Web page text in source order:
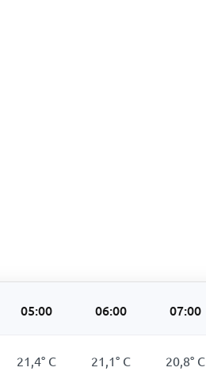
05:00 06:00 07:00
21,4° C 21,1° C 20,8° C